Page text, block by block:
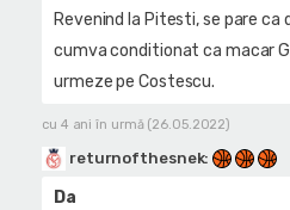
Revenind la Pitesti, se pare ca
cumva conditionat ca macar
urmeze pe Costescu.
cu 4 ani în urmă (26.05.2022)
returnofthesnek:
Da